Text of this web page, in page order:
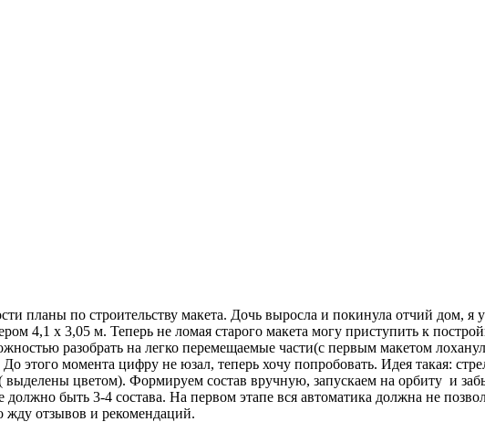
планы по строительству макета. Дочь выросла и покинула отчий дом, я
4,1 х 3,05 м. Теперь не ломая старого макета могу приступить к
разобрать на легко перемещаемые части(с первым макетом
момента цифру не юзал, теперь хочу попробовать. Идея такая:
цветом). Формируем состав вручную, запускаем на орбиту и
быть 3-4 состава. На первом этапе вся автоматика должна не
отзывов и рекомендаций.